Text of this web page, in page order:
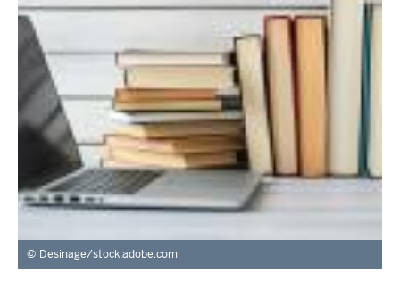
Desinage/stock.adobe.com